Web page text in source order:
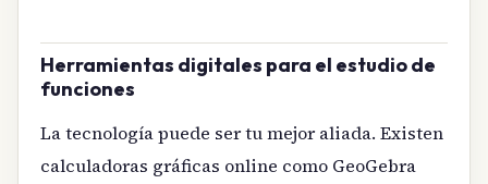
Herramientas digitales para el estudio de
funciones
La tecnología puede ser tu mejor aliada. Existen
calculadoras gráficas online como GeoGebra